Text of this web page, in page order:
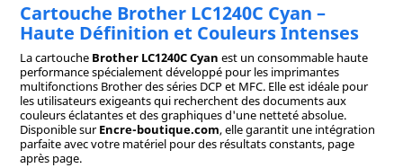
Cartouche Brother LC1240C Cyan –
Haute Définition et Couleurs Intenses
La cartouche Brother LC1240C Cyan est un consommable haute
performance spécialement développé pour les imprimantes
multifonctions Brother des séries DCP et MFC. Elle est idéale pour
les utilisateurs exigeants qui recherchent des documents aux
couleurs éclatantes et des graphiques d'une netteté absolue.
Disponible surEncre-boutique.com, elle garantit une intégration
parfaite avec votre matériel pour des résultats constants, page
après page.